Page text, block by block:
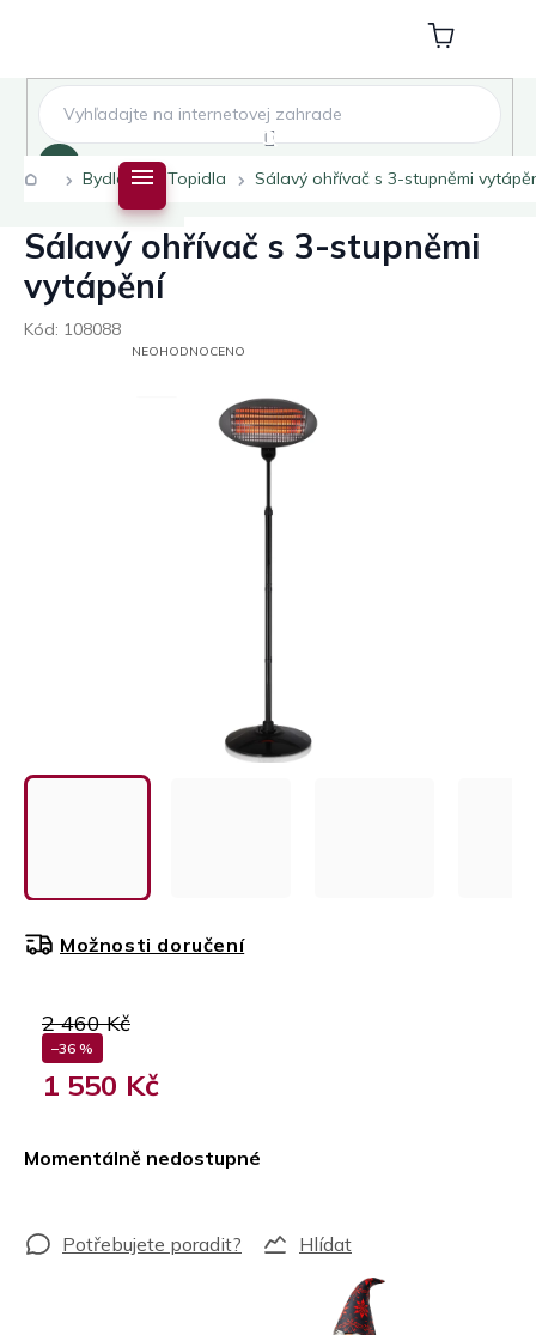
Nákupní
košík
DomůBydlení Topidla Sálavý ohřívač s 3-stupněmi
Sálavý ohřívač s 3-stupněmi
vytápění
Kód: 108088
PRŮMĚRNÉNEOHODNOCENO
2 460 Kč
–36 %
1 550 Kč
Momentálně nedostupné
Možnosti doručení
Hlídat